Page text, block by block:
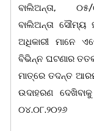
ଭୁବନେଶ୍ୱର ତା 05/
ସୁରକ୍ଷା ଅଭିଯାନ,
ସାହିତ୍ୟ ସଂସ୍କୃତି
ସାମୁଖ୍ୟ ପକ୍ଷରୁ
ନିକଟ ମହାନ
ବାଚସ୍ପତି, ସମାଜ